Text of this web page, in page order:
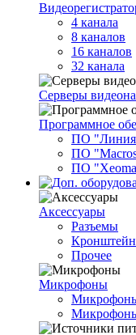
4 канала
8 каналов
16 каналов
32 канала
Серверы
Программное
ПО
ПО
ПО
Аксессуары
Разъемы
Прочее
Микрофоны